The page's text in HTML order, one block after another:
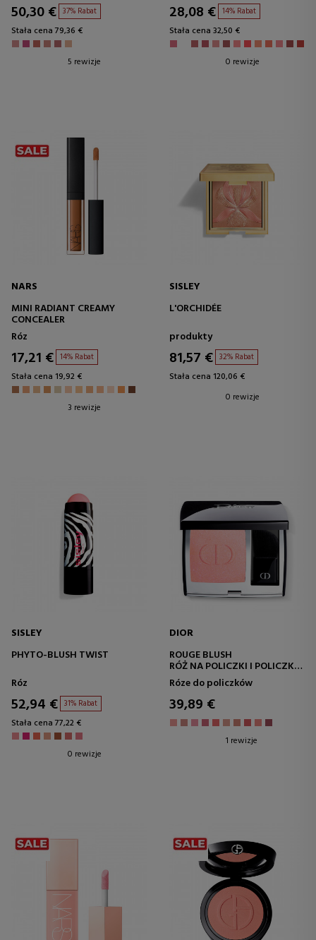
50,30 € 37% Rabat
Stała cena 79,36 €
5 rewizje
28,08 € 14% Rabat
Stała cena 32,50 €
0 rewizje
NARS
MINI RADIANT CREAMY
CONCEALER
Róz
17,21 € 14% Rabat
Stała cena 19,92 €
3 rewizje
SISLEY
L'ORCHIDÉE
produkty
81,57 € 32% Rabat
Stała cena 120,06 €
0 rewizje
SISLEY
PHYTO-BLUSH TWIST
Róz
52,94 € 31% Rabat
Stała cena 77,22 €
0 rewizje
DIOR
ROUGE BLUSH
RÓŻ NA POLICZKI I POLICZKI -
DŁUGOTRWAŁY
Róze do policzków
39,89 €
1 rewizje